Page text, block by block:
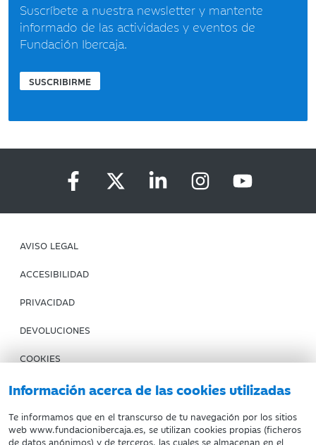
Información acerca de las cookies utilizadas
Te informamos que en el transcurso de tu navegación por los sitios
web www.fundacionibercaja.es, se utilizan cookies propias (ficheros
de datos anónimos) y de terceros, las cuales se almacenan en el
Suscríbete a nuestra newsletter y mantente
informado de las actividades y eventos de
Fundación Ibercaja.
SUSCRIBIRME
AVISO LEGAL
ACCESIBILIDAD
PRIVACIDAD
DEVOLUCIONES
COOKIES
CONDICIONES DE COMPRA
IBERCAJA BANCO